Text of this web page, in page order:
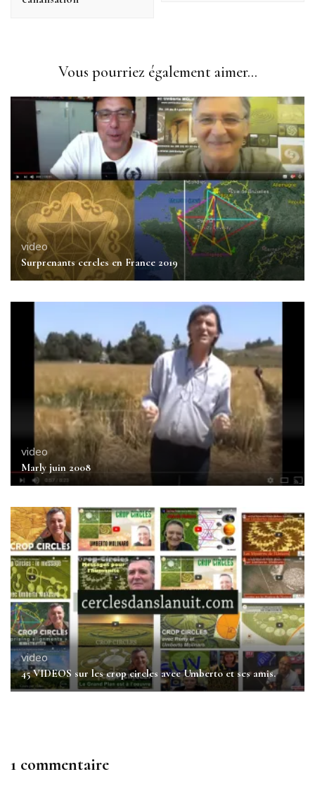
Vous pourriez également aimer...
video
Surprenants cercles en France 2019
video
Marly juin 2008
video
45 VIDEOS sur les crop circles avec Umberto et ses amis.
1 commentaire